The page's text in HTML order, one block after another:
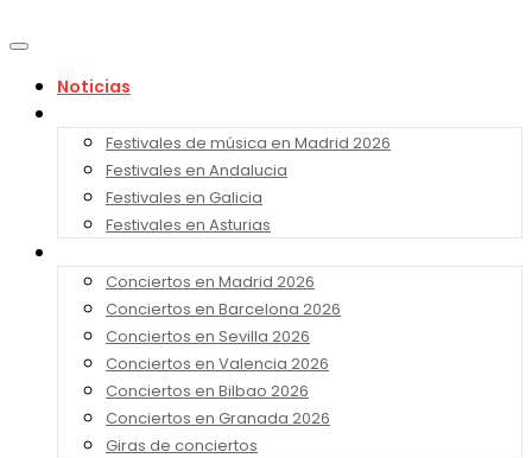
Noticias
Festivales de música en Madrid 2026
Festivales en Andalucia
Festivales en Galicia
Festivales en Asturias
Conciertos en Madrid 2026
Conciertos en Barcelona 2026
Conciertos en Sevilla 2026
Conciertos en Valencia 2026
Conciertos en Bilbao 2026
Conciertos en Granada 2026
Giras de conciertos